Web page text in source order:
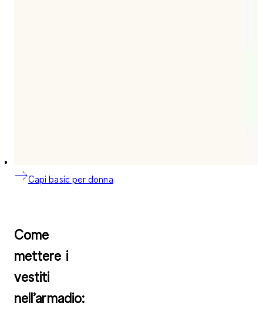
Capi basic per donna
Come
mettere i
vestiti
nell’armadio: